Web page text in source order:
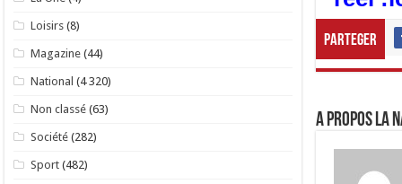
Parteger
A propos LA
Loisirs (8)
Magazine (44)
National (4 320)
Non classé (63)
Société (282)
Sport (482)